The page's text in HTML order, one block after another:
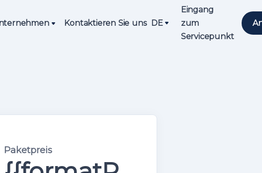
Kontaktieren Sie uns DE
Eingang
zum
Servicepunkt
Paketpreis